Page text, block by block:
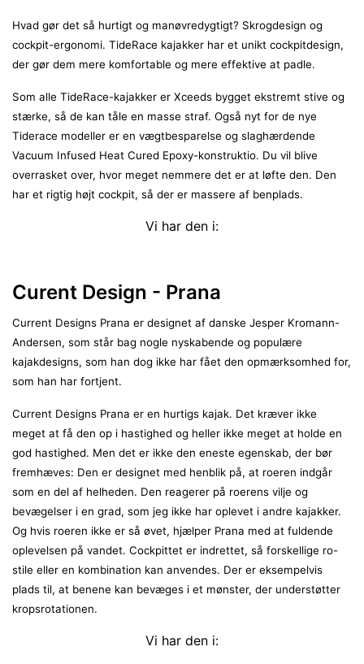
Hvad gør det så hurtigt og manøvredygtigt? Skrogdesign og
cockpit-ergonomi. TideRace kajakker har et unikt cockpitdesign,
der gør dem mere komfortable og mere effektive at padle.
Som alle TideRace-kajakker er Xceeds bygget ekstremt stive og
stærke, så de kan tåle en masse straf. Også nyt for de nye
Tiderace modeller er en vægtbesparelse og slaghærdende
Vacuum Infused Heat Cured Epoxy-konstruktio. Du vil blive
overrasket over, hvor meget nemmere det er at løfte den. Den
har et rigtig højt cockpit, så der er massere af benplads.
Vi har den i:
Curent Design - Prana
Current Designs Prana er designet af danske Jesper Kromann-
Andersen, som står bag nogle nyskabende og populære
kajakdesigns, som han dog ikke har fået den opmærksomhed for,
som han har fortjent.
Current Designs Prana er en hurtigs kajak. Det kræver ikke
meget at få den op i hastighed og heller ikke meget at holde en
god hastighed. Men det er ikke den eneste egenskab, der bør
fremhæves: Den er designet med henblik på, at roeren indgår
som en del af helheden. Den reagerer på roerens vilje og
bevægelser i en grad, som jeg ikke har oplevet i andre kajakker.
Og hvis roeren ikke er så øvet, hjælper Prana med at fuldende
oplevelsen på vandet. Cockpittet er indrettet, så forskellige ro-
stile eller en kombination kan anvendes. Der er eksempelvis
plads til, at benene kan bevæges i et mønster, der understøtter
kropsrotationen.
Vi har den i: